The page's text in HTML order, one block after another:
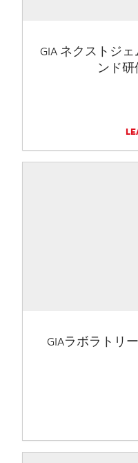
GIA ネクストジ
ンド
GIAラボラトリ